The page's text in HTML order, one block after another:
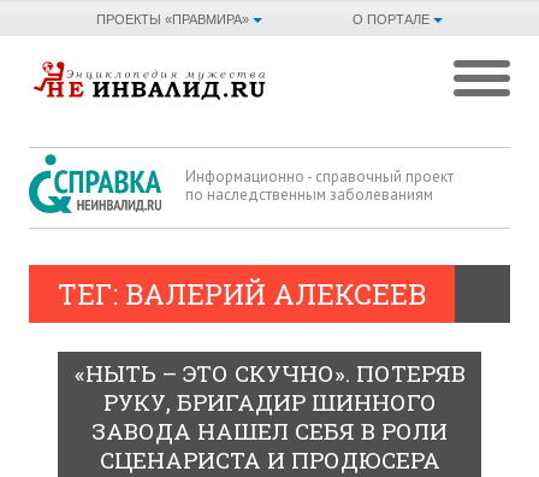
О ПОРТАЛЕ
ПРОЕКТЫ «ПРАВМИРА»
Информационно - справочный проект
по наследственным заболеваниям
ТЕГ: ВАЛЕРИЙ АЛЕКСЕЕВ
«НЫТЬ – ЭТО СКУЧНО». ПОТЕРЯВ
РУКУ, БРИГАДИР ШИННОГО
ЗАВОДА НАШЕЛ СЕБЯ В РОЛИ
СЦЕНАРИСТА И ПРОДЮСЕРА